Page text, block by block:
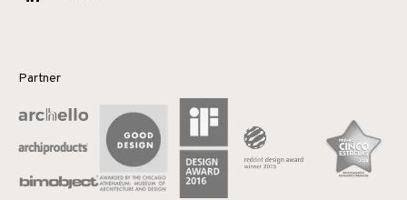
Partner